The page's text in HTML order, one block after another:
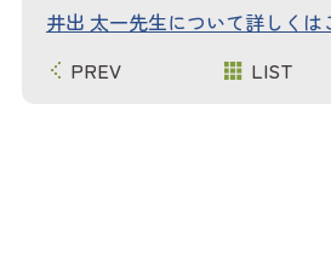
井出 太一先生について詳しくは
PREV
LIST